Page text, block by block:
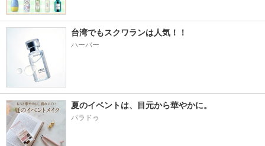
台湾でもスクワランは人気！！
ハーバー
夏のイベントは、目元から華やかに。
パラドゥ